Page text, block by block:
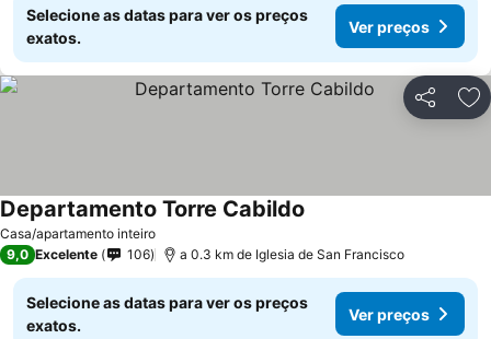
Selecione as datas para ver os preços
exatos.
Ver preços
Partilhar
Casa/apartamento inteiro
Departamento Torre Cabildo
9,0 Excelente 106 a 0.3 km de Iglesia de San Francisco
Selecione as datas para ver os preços
exatos.
Ver preços